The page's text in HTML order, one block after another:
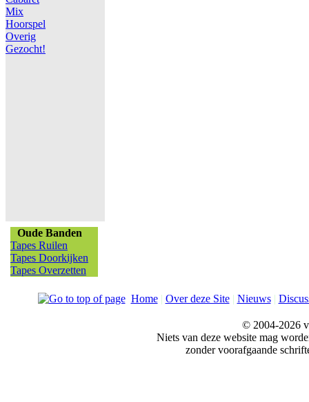
Mix
Hoorspel
Overig
Gezocht!
Oude Banden
Tapes Ruilen
Tapes Doorkijken
Tapes Overzetten
Home| Over deze Site| Nieuws|
© 2004-2026
Niets van deze website mag
zonder voorafgaande